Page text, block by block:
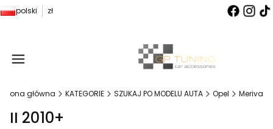
polski zł
Strona główna KATEGORIE SZUKAJ PO MODELU AUTA Opel Meriva
II 2010+